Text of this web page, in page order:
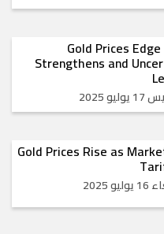
Gold Prices
Strengthens and
Gold Prices Rise as